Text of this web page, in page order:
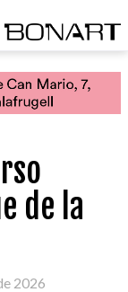
de la
2026